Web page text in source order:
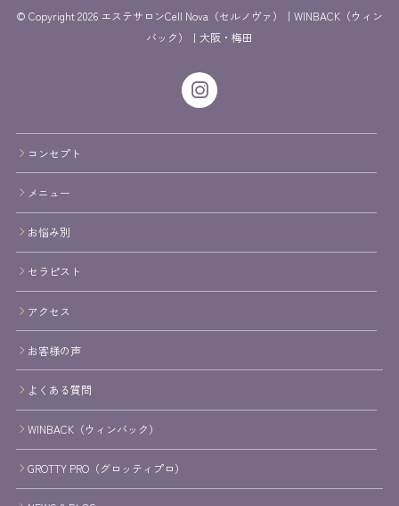
© Copyright 2026 エステサロンCell Nova（セルノヴァ）｜WINBACK（ウィン
バック）｜大阪・梅田
コンセプト
メニュー
お悩み別
セラピスト
アクセス
お客様の声
よくある質問
WINBACK（ウィンバック）
GROTTY PRO（グロッティプロ）